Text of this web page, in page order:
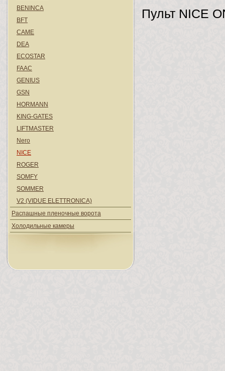
BENINCA
BFT
CAME
DEA
ECOSTAR
FAAC
GENIUS
GSN
HORMANN
KING-GATES
LIFTMASTER
Nero
NICE
ROGER
SOMFY
SOMMER
V2 (VIDUE ELETTRONICA)
Распашные пленочные ворота
Холодильные камеры
Пульт NICE